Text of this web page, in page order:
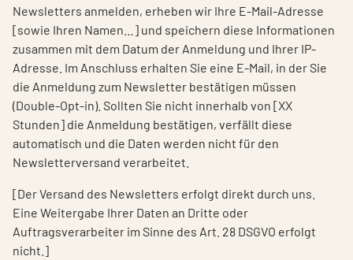
Newsletters anmelden, erheben wir Ihre E-Mail-Adresse
[sowie Ihren Namen…] und speichern diese Informationen
zusammen mit dem Datum der Anmeldung und Ihrer IP-
Adresse. Im Anschluss erhalten Sie eine E-Mail, in der Sie
die Anmeldung zum Newsletter bestätigen müssen
(Double-Opt-in). Sollten Sie nicht innerhalb von [XX
Stunden] die Anmeldung bestätigen, verfällt diese
automatisch und die Daten werden nicht für den
Newsletterversand verarbeitet.
[Der Versand des Newsletters erfolgt direkt durch uns.
Eine Weitergabe Ihrer Daten an Dritte oder
Auftragsverarbeiter im Sinne des Art. 28 DSGVO erfolgt
nicht.]